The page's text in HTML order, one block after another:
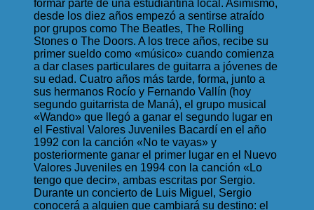
formar parte de una estudiantina local. Asimismo,
desde los diez años empezó a sentirse atraído
por grupos como The Beatles, The Rolling
Stones o The Doors. A los trece años, recibe su
primer sueldo como «músico» cuando comienza
a dar clases particulares de guitarra a jóvenes de
su edad. Cuatro años más tarde, forma, junto a
sus hermanos Rocío y Fernando Vallín (hoy
segundo guitarrista de Maná), el grupo musical
«Wando» que llegó a ganar el segundo lugar en
el Festival Valores Juveniles Bacardí en el año
1992 con la canción «No te vayas» y
posteriormente ganar el primer lugar en el Nuevo
Valores Juveniles en 1994 con la canción «Lo
tengo que decir», ambas escritas por Sergio.
Durante un concierto de Luis Miguel, Sergio
conocerá a alguien que cambiará su destino: el